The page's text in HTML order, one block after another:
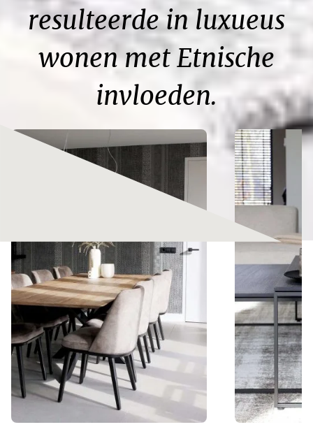
resulteerde in luxueus
wonen met Etnische
invloeden.